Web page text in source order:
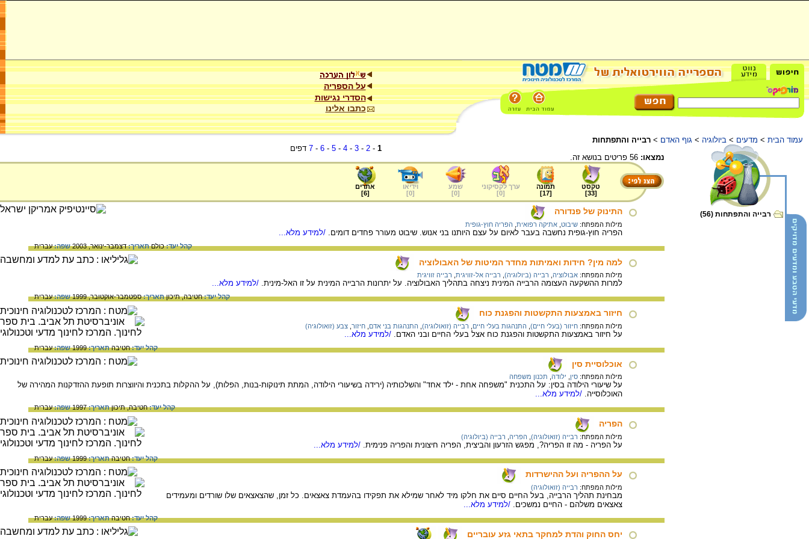
על הספריה
הסדרי נגישות
כתבו אלינו
עמוד הבית > מדעים > ביולוגיה > גוף האדם > רבייה והתפתחות
רבייה והתפתחות (56)
1
-
2
-
3
-
4
-
5
-
6
-
7 דפים
נמצאו:
טקסט
[
33
]
תמונה
[
17
]
ערך לקסיקוני
[
0
]
שמע
[
0
]
וידיאו
[
0
]
אתרים
[
6
]
התינוק של פנדורה
מילות המפתח: שיבוט אתיקה רפואית הפריה חוץ-גופית
הפריה חוץ-גופית נחשבה בעבר לאיום על עצם היותנו בני אנוש. שיבוט מעורר פחדים דומים. /למידע מלא...
קהל יעד:כולםתאריך:דצמבר-ינואר, 2003 שפה:עברית
למה מין? חידות ואמיתות מחדר המיטות של האבולוציה
מילות המפתח: אבולוציה רבייה (ביולוגיה) רבייה אל-זוויגית רבייה זוויגית
למרות ההשקעה העצומה הרבייה המינית ניצחה בתהליך האבולוציה. על יתרונות הרבייה המינית על זו האל-מינית. /למידע מלא...
קהל יעד:חטיבה,תיכוןתאריך:ספטמבר-אוקטובר, 1999 שפה:עברית
חיזור באמצעות התקשטות והפגנת כוח
מילות המפתח: חיזור (בעלי חיים) התנהגות בעלי חיים רבייה (זואולוגיה) התנהגות בני אדם חיזור צבע (זואולוגיה)
על חיזור באמצעות התקשטות והפגנת כוח אצל בעלי החיים ובני האדם. /למידע מלא...
קהל יעד:חטיבהתאריך:1999 שפה:עברית
אוכלוסיית סין
מילות המפתח: סין ילודה תכנון משפחה
על שיעורי הילודה בסין: על התכנית "משפחה אחת - ילד אחד" והשלכותיה (ירידה בשיעורי הילודה, המתת תינוקות-בנות, הפלות), על ההקלות בתכנית והיווצרות תופעת ההזדקנות המהירה של
האוכלוסייה. /למידע מלא...
קהל יעד:חטיבה,תיכוןתאריך:1997 שפה:עברית
הפריה
מילות המפתח: רבייה (זואולוגיה) הפריה רבייה (ביולוגיה)
על הפריה - מה זו הפריה?, מפגש הזרעון והביצית, הפריה חיצונית והפריה פנימית. /למידע מלא...
קהל יעד:חטיבהתאריך:1999 שפה:עברית
על ההפריה ועל ההישרדות
מילות המפתח: רבייה (זואולוגיה)
מבחינת תהליך הרבייה, בעל החיים סיים את חלקו מיד לאחר שמילא את תפקידו בהעמדת צאצאים. כל זמן, שהצאצאים שלו שורדים ומעמידים
צאצאים משלהם - החיים נמשכים. /למידע מלא...
קהל יעד:חטיבהתאריך:1999 שפה:עברית
יחס החוק והדת למחקר בתאי גזע עובריים